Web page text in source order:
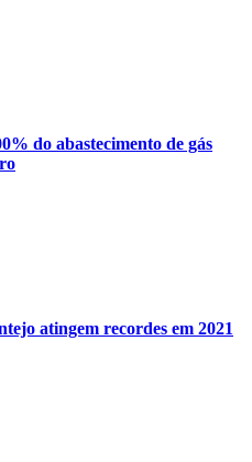
do abastecimento de gás
atingem recordes em 2021